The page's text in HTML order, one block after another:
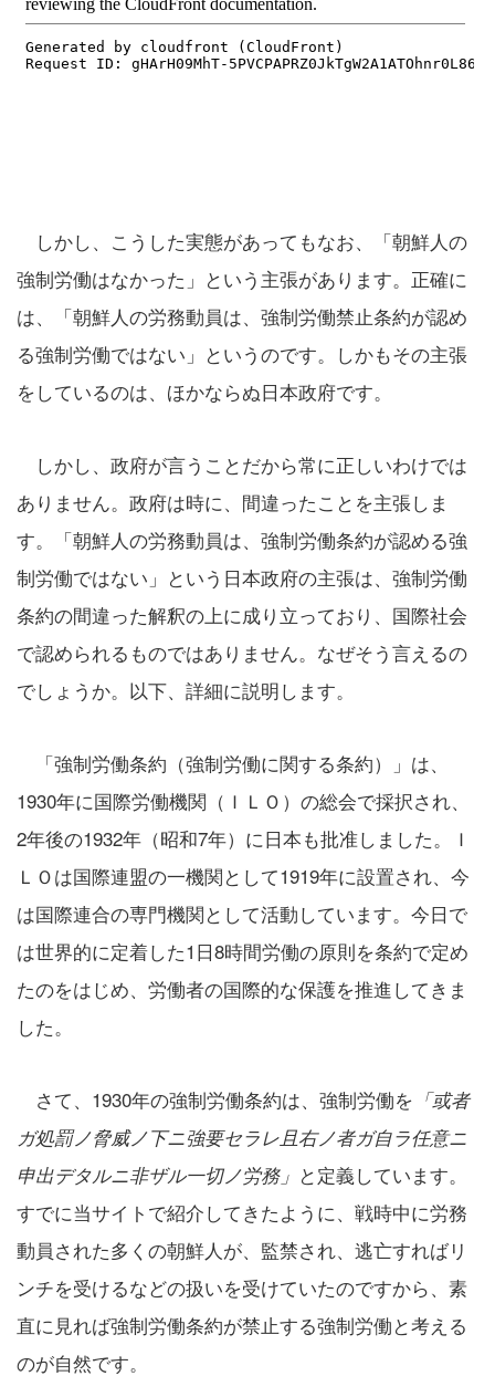
しかし、こうした実態があってもなお、「朝鮮人の
強制労働はなかった」という主張があります。正確に
は、「朝鮮人の労務動員は、強制労働禁止条約が認め
る強制労働ではない」というのです。しかもその主張
をしているのは、ほかならぬ日本政府です。
しかし、政府が言うことだから常に正しいわけでは
ありません。政府は時に、間違ったことを主張しま
す。「朝鮮人の労務動員は、強制労働条約が認める強
制労働ではない」という日本政府の主張は、強制労働
条約の間違った解釈の上に成り立っており、国際社会
で認められるものではありません。なぜそう言えるの
でしょうか。以下、詳細に説明します。
「強制労働条約（強制労働に関する条約）」は、
1930年に国際労働機関（ＩＬＯ）の総会で採択され、
2年後の1932年（昭和7年）に日本も批准しました。Ｉ
ＬＯは国際連盟の一機関として1919年に設置され、今
は国際連合の専門機関として活動しています。今日で
は世界的に定着した1日8時間労働の原則を条約で定め
たのをはじめ、労働者の国際的な保護を推進してきま
した。
さて、1930年の強制労働条約は、強制労働を 「或者
ガ処罰ノ脅威ノ下ニ強要セラレ且右ノ者ガ自ラ任意ニ
申出デタルニ非ザル一切ノ労務」 と定義しています。
すでに当サイトで紹介してきたように、戦時中に労務
動員された多くの朝鮮人が、監禁され、逃亡すればリ
ンチを受けるなどの扱いを受けていたのですから、素
直に見れば強制労働条約が禁止する強制労働と考える
のが自然です。